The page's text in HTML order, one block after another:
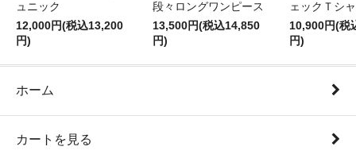
ュニック
12,000円(税込13,200
円)
段々ロングワンピース
13,500円(税込14,850
円)
ェックＴシ
10,900円(税
円)
ホーム
カートを見る